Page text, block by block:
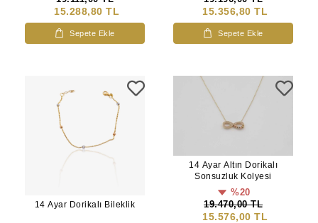
15.288,80 TL
Sepete Ekle
15.356,80 TL
Sepete Ekle
14 Ayar Dorikalı Bileklik
14 Ayar Altın Dorikalı
Sonsuzluk Kolyesi
%20
19.470,00 TL
15.576,00 TL